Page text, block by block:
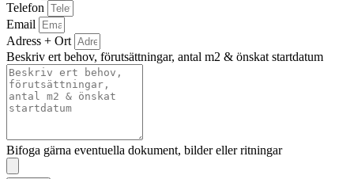
Telefon
Email
Adress + Ort
Beskriv ert behov, förutsättningar, antal m2 & önskat startdatum
Bifoga gärna eventuella dokument, bilder eller ritningar